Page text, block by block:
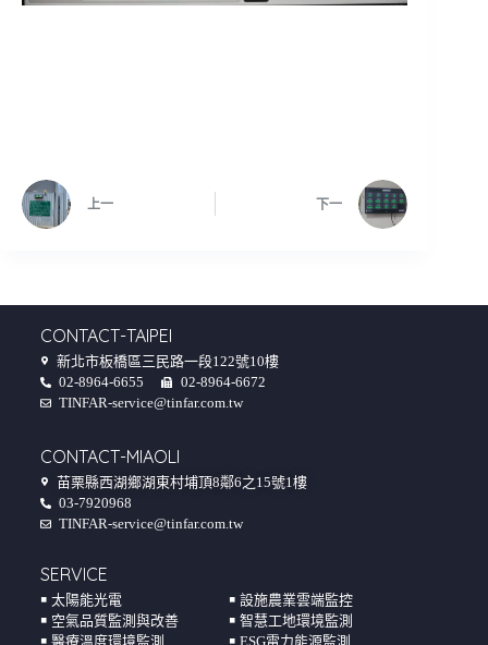
上一 下一
CONTACT-TAIPEI
新北市板橋區三民路一段122號10樓
02-8964-6655
02-8964-6672
TINFAR-service@tinfar.com.tw
CONTACT-MIAOLI
苗栗縣西湖鄉湖東村埔頂8鄰6之15號1樓
03-7920968
TINFAR-service@tinfar.com.tw
SERVICE
￭ 太陽能光電
￭ 空氣品質監測與改善
￭ 醫療溫度環境監測
￭ 設施農業雲端監控
￭ 智慧工地環境監測
￭ ESG電力能源監測